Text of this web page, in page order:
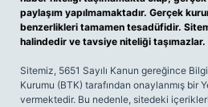
paylaşım yapılmamaktadır. Gerçek
benzerlikleri tamamen tesadüfidir.
halindedir ve tavsiye niteliği taşımazlar.
Sitemiz, 5651 Sayılı Kanun gereğince
Kurumu (BTK) tarafından onaylanmış bir
vermektedir. Bu nedenle, sitedeki